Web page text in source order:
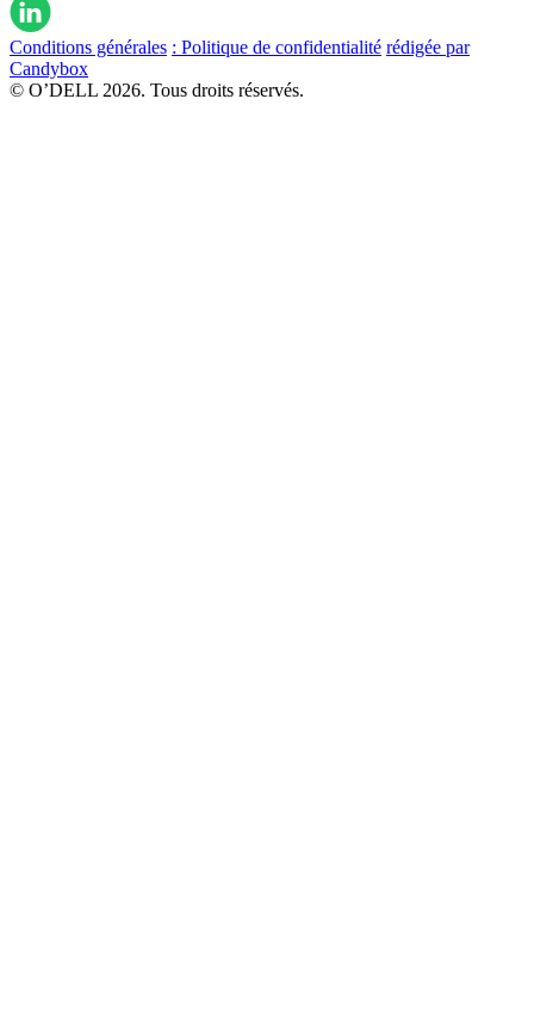
Conditions générales : Politique de confidentialité rédigée par
Candybox
© O’DELL 2026. Tous droits réservés.